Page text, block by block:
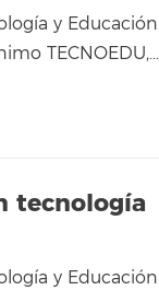
y Educación
TECNOEDU,…
tecnología
y Educación